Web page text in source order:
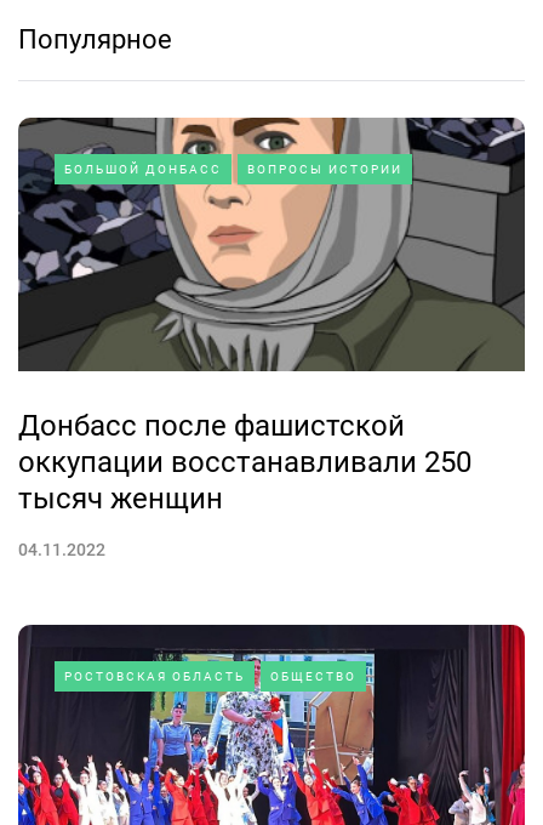
Популярное
БОЛЬШОЙ ДОНБАСС ВОПРОСЫ ИСТОРИИ
Донбасс после фашистской
оккупации восстанавливали 250
тысяч женщин
04.11.2022
РОСТОВСКАЯ ОБЛАСТЬ ОБЩЕСТВО